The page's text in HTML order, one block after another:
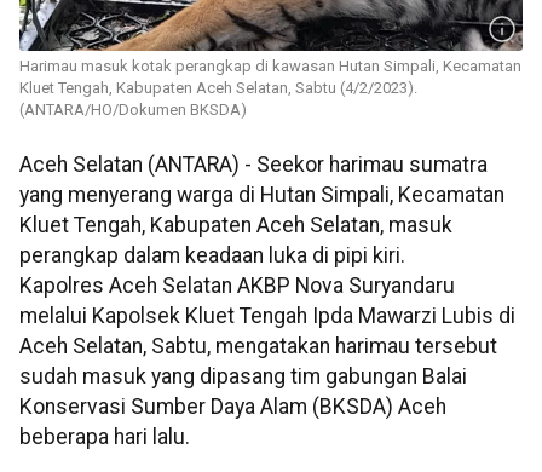
Harimau masuk kotak perangkap di kawasan Hutan Simpali, Kecamatan
Kluet Tengah, Kabupaten Aceh Selatan, Sabtu (4/2/2023).
(ANTARA/HO/Dokumen BKSDA)
Aceh Selatan (ANTARA) - Seekor harimau sumatra
yang menyerang warga di Hutan Simpali, Kecamatan
Kluet Tengah, Kabupaten Aceh Selatan, masuk
perangkap dalam keadaan luka di pipi kiri.
Kapolres Aceh Selatan AKBP Nova Suryandaru
melalui Kapolsek Kluet Tengah Ipda Mawarzi Lubis di
Aceh Selatan, Sabtu, mengatakan harimau tersebut
sudah masuk yang dipasang tim gabungan Balai
Konservasi Sumber Daya Alam (BKSDA) Aceh
beberapa hari lalu.